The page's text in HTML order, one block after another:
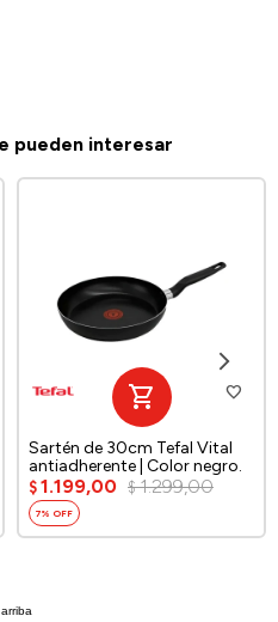
pueden interesar
Sartén de 30cm Tefal Vital
antiadherente | Color negro.
$ 1.199,00 $ 1.299,00
7
arriba